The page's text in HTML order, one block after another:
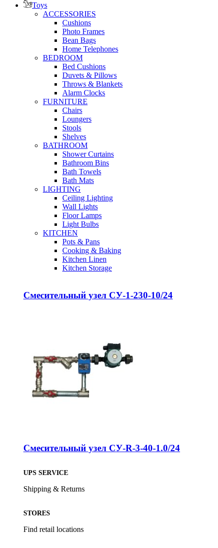
Toys
ACCESSORIES
Cushions
Photo Frames
Bean Bags
Home Telephones
BEDROOM
Bed Cushions
Duvets & Pillows
Throws & Blankets
Alarm Clocks
FURNITURE
Chairs
Loungers
Stools
Shelves
BATHROOM
Shower Curtains
Bathroom Bins
Bath Towels
Bath Mats
LIGHTING
Ceiling Lighting
Wall Lights
Floor Lamps
Light Bulbs
KITCHEN
Pots & Pans
Cooking & Baking
Kitchen Linen
Kitchen Storage
Смесительный узел СУ-1-230-10/24
Смесительный узел СУ-R-3-40-1.0/24
UPS SERVICE
Shipping & Returns
STORES
Find retail locations